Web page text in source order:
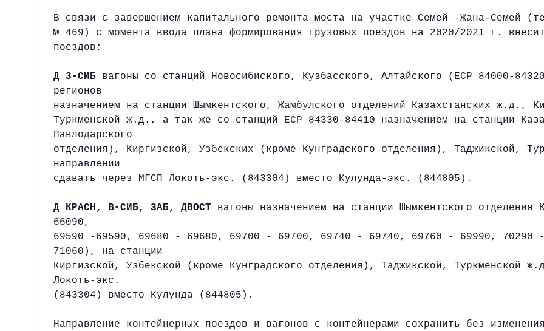
В связи с завершением капитального ремонта моста на участке Семей -Жана-Семей
№ 469) с момента ввода плана формирования грузовых поездов на 2020/2021 г.
поездов;
Д 3-СИБ вагоны со станций Новосибиского, Кузбасского, Алтайского (ЕСР 84000-
регионов
назначением на станции Шымкентского, Жамбулского отделений Казахстанских ж.д.,
Туркменской ж.д., а так же со станций ЕСР 84330-84410 назначением на станции
Павлодарского
отделения), Киргизской, Узбекских (кроме Кунградского отделения), Таджикской,
направлении
сдавать через МГСП Локоть-экс. (843304) вместо Кулунда-экс. (844805).
Д КРАСН, В-СИБ, ЗАБ, ДВОСТ вагоны назначением на станции Шымкентского
66090,
69590 -69590, 69680 - 69680, 69700 - 69700, 69740 - 69740, 69760 - 69990, 70290
71060), на станции
Киргизской, Узбекской (кроме Кунградского отделения), Таджикской, Туркменской
Локоть-экс.
(843304) вместо Кулунда (844805).
Направление контейнерных поездов и вагонов с контейнерами сохранить без